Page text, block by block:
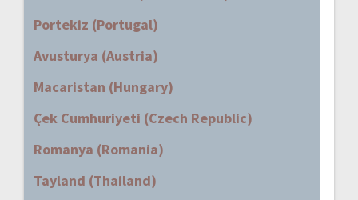
Portekiz (Portugal)
Avusturya (Austria)
Macaristan (Hungary)
Çek Cumhuriyeti (Czech Republic)
Romanya (Romania)
Tayland (Thailand)